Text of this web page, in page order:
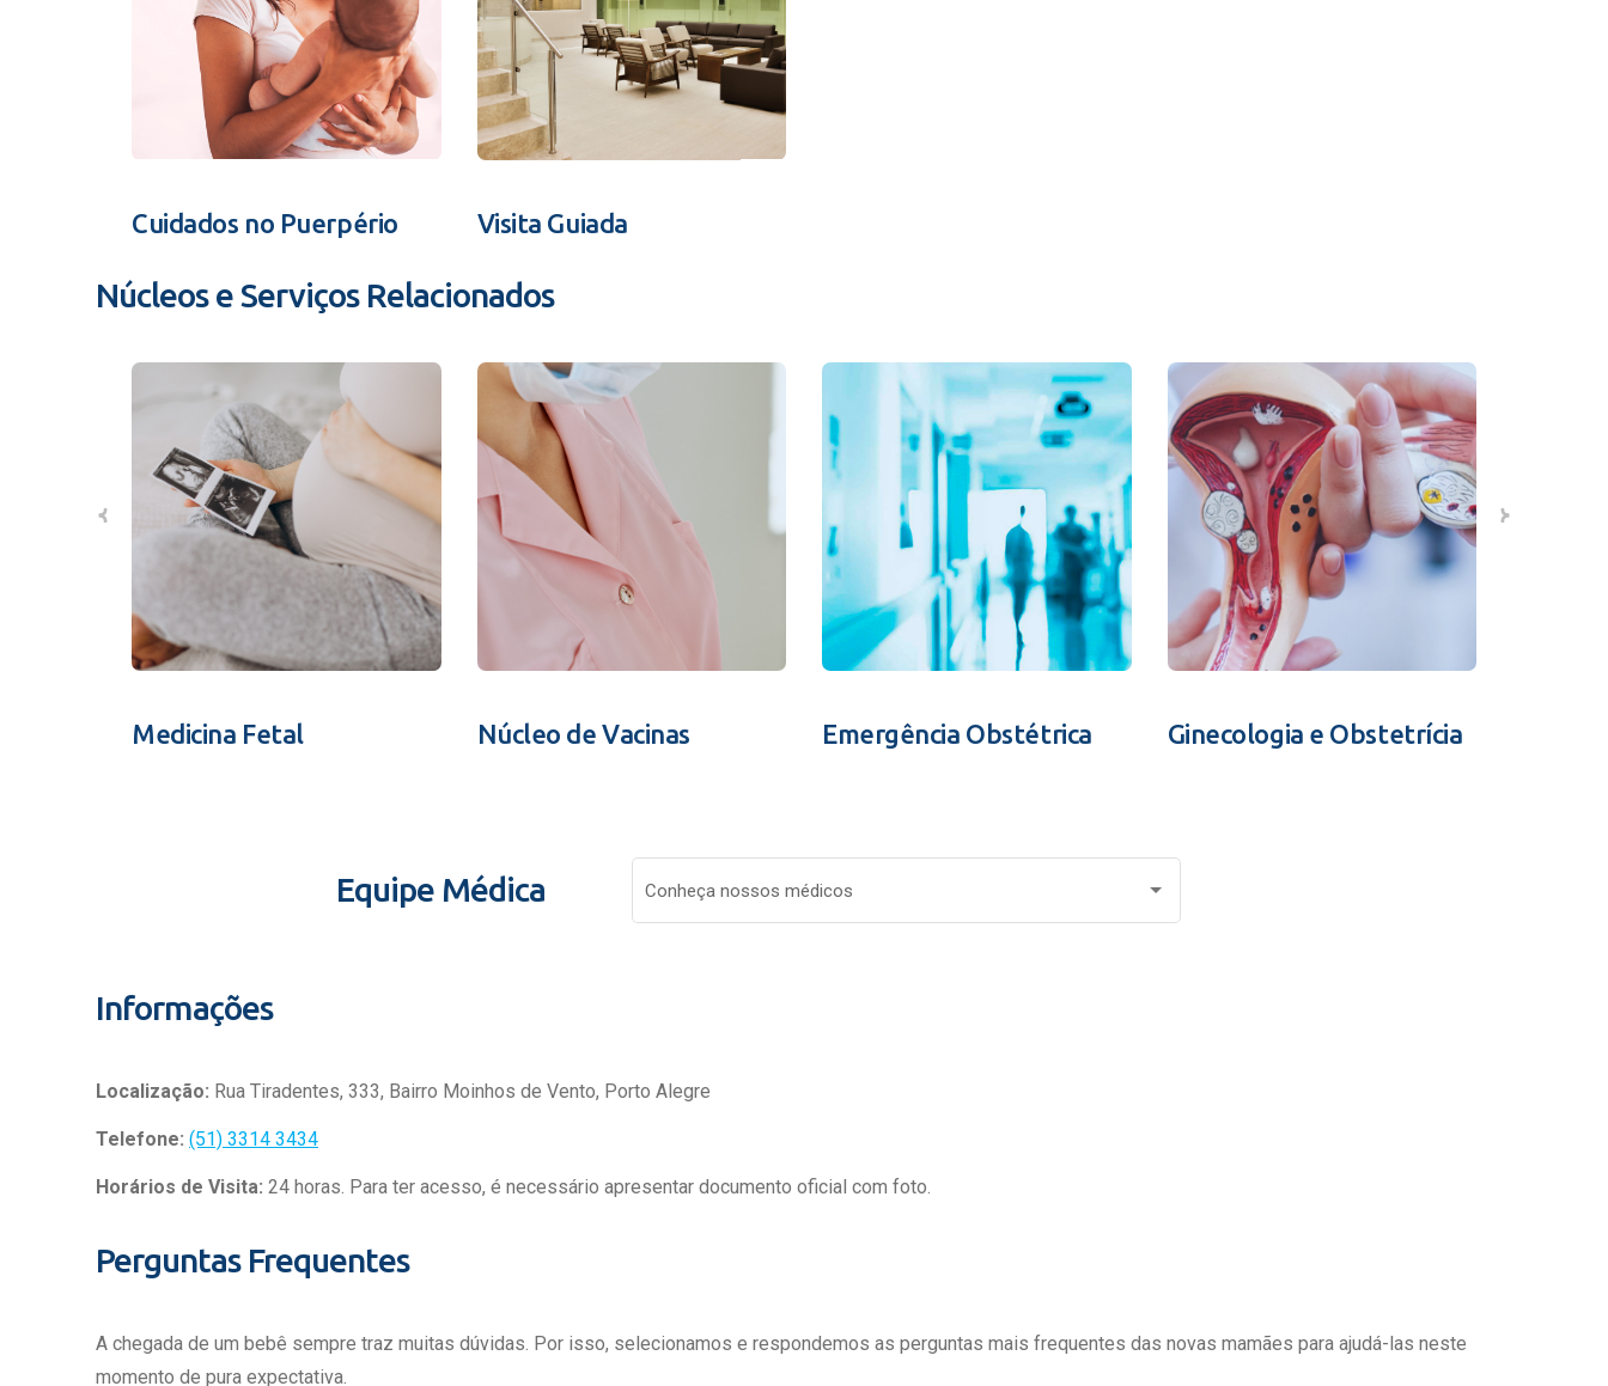
Cuidados no Puerpério Visita Guiada
Núcleos e Serviços Relacionados
Medicina Fetal Núcleo de Vacinas Emergência Obstétrica Ginecologia e Obstetrícia
Equipe Médica Conheça nossos médicos
Informações
Localização: Rua Tiradentes, 333, Bairro Moinhos de Vento, Porto Alegre
Telefone: (51) 3314 3434
Horários de Visita: 24 horas. Para ter acesso, é necessário apresentar documento oficial com foto.
Perguntas Frequentes
A chegada de um bebê sempre traz muitas dúvidas. Por isso, selecionamos e respondemos as perguntas mais frequentes das novas mamães para ajudá-las neste
momento de pura expectativa.